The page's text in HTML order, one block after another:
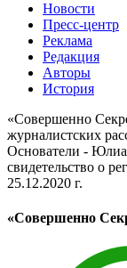
Новости
Пресс-центр
Реклама
Редакция
Авторы
История
«Совершенно
журналистских
Основатели -
свидетельство о
25.12.2020 г.
«Совершенно